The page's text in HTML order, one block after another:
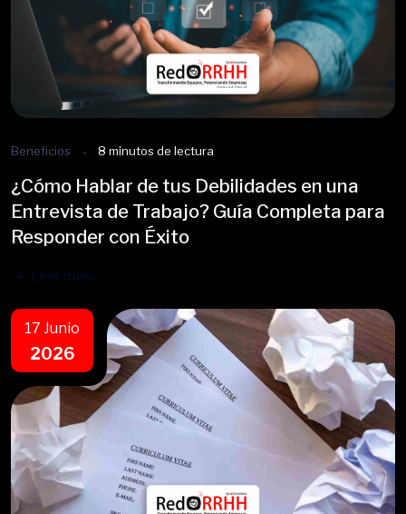
Beneficios 8 minutos de lectura
¿Cómo Hablar de tus Debilidades en una
Entrevista de Trabajo? Guía Completa para
Responder con Éxito
Leer mas
17 Junio
2026